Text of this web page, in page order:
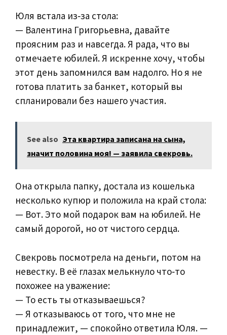
Юля встала из‑за стола:
— Валентина Григорьевна, давайте
проясним раз и навсегда. Я рада, что вы
отмечаете юбилей. Я искренне хочу, чтобы
этот день запомнился вам надолго. Но я не
готова платить за банкет, который вы
спланировали без нашего участия.
See also Эта квартира записана на сына,
значит половина моя! — заявила свекровь.
Она открыла папку, достала из кошелька
несколько купюр и положила на край стола:
— Вот. Это мой подарок вам на юбилей. Не
самый дорогой, но от чистого сердца.
Свекровь посмотрела на деньги, потом на
невестку. В её глазах мелькнуло что‑то
похожее на уважение:
— То есть ты отказываешься?
— Я отказываюсь от того, что мне не
принадлежит, — спокойно ответила Юля. —